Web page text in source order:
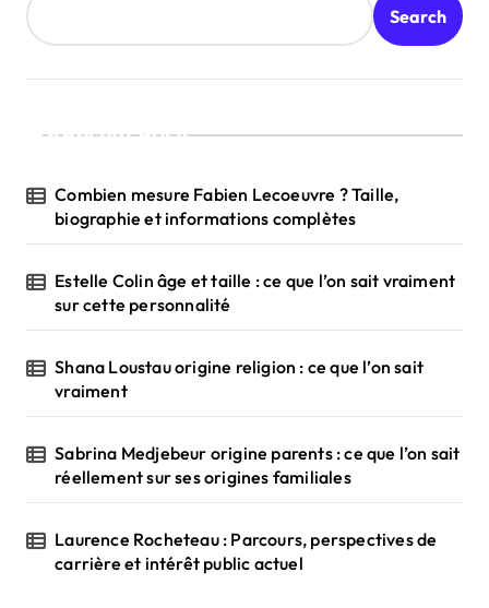
Search
Recent Posts
Combien mesure Fabien Lecoeuvre ? Taille,
biographie et informations complètes
Estelle Colin âge et taille : ce que l’on sait vraiment
sur cette personnalité
Shana Loustau origine religion : ce que l’on sait
vraiment
Sabrina Medjebeur origine parents : ce que l’on sait
réellement sur ses origines familiales
Laurence Rocheteau : Parcours, perspectives de
carrière et intérêt public actuel